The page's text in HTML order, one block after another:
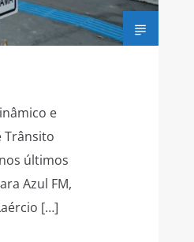
e
Trânsito
últimos
Azul FM,
[…]